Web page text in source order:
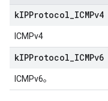
kIPProtocol ICMPv4
ICMPv4
kIPProtocol ICMPv6
ICMPv6。